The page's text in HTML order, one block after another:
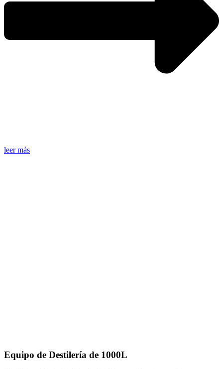
leer más
Equipo de Destilería de 1000L